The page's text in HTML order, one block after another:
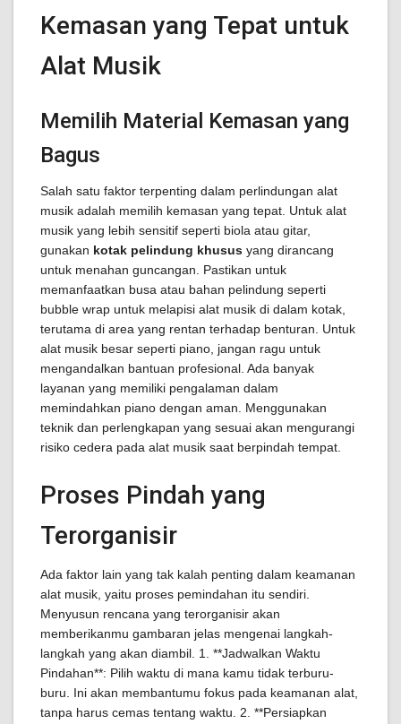
Kemasan yang Tepat untuk
Alat Musik
Memilih Material Kemasan yang
Bagus
Salah satu faktor terpenting dalam perlindungan alat
musik adalah memilih kemasan yang tepat. Untuk alat
musik yang lebih sensitif seperti biola atau gitar,
gunakan kotak pelindung khusus yang dirancang
untuk menahan guncangan. Pastikan untuk
memanfaatkan busa atau bahan pelindung seperti
bubble wrap untuk melapisi alat musik di dalam kotak,
terutama di area yang rentan terhadap benturan. Untuk
alat musik besar seperti piano, jangan ragu untuk
mengandalkan bantuan profesional. Ada banyak
layanan yang memiliki pengalaman dalam
memindahkan piano dengan aman. Menggunakan
teknik dan perlengkapan yang sesuai akan mengurangi
risiko cedera pada alat musik saat berpindah tempat.
Proses Pindah yang
Terorganisir
Ada faktor lain yang tak kalah penting dalam keamanan
alat musik, yaitu proses pemindahan itu sendiri.
Menyusun rencana yang terorganisir akan
memberikanmu gambaran jelas mengenai langkah-
langkah yang akan diambil. 1. **Jadwalkan Waktu
Pindahan**: Pilih waktu di mana kamu tidak terburu-
buru. Ini akan membantumu fokus pada keamanan alat,
tanpa harus cemas tentang waktu. 2. **Persiapkan